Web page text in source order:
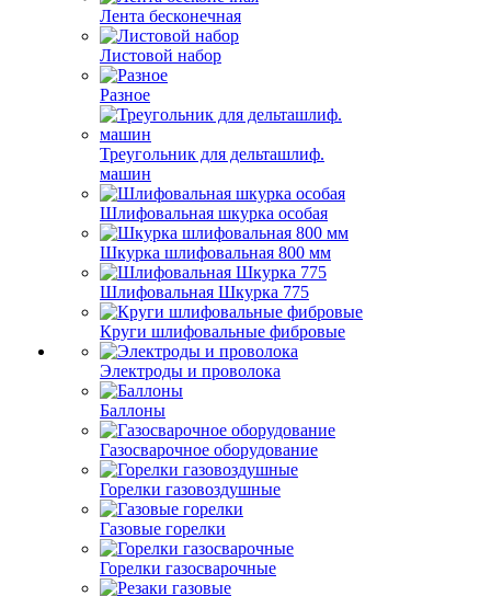
Лента бесконечная
Листовой набор
Разное
Треугольник для дельташлиф.
машин
Шлифовальная шкурка особая
Шкурка шлифовальная 800 мм
Шлифовальная Шкурка 775
Круги шлифовальные фибровые
Электроды и проволока
Баллоны
Газосварочное оборудование
Горелки газовоздушные
Газовые горелки
Горелки газосварочные